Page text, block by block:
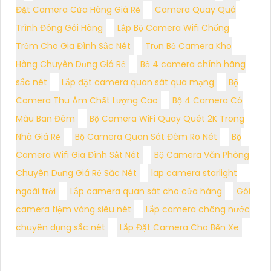
Đặt Camera Cửa Hàng Giá Rẻ
Camera Quay Quá
Trình Đóng Gói Hàng
Lắp Bộ Camera Wifi Chống
Trộm Cho Gia Đình Sắc Nét
Trọn Bộ Camera Kho
Hàng Chuyên Dụng Giá Rẻ
Bộ 4 camera chính hãng
sắc nét
Lắp đặt camera quan sát qua mạng
Bộ
Camera Thu Âm Chất Lượng Cao
Bộ 4 Camera Có
Màu Ban Đêm
Bộ Camera WiFi Quay Quét 2K Trong
Nhà Giá Rẻ
Bộ Camera Quan Sát Đêm Rõ Nét
Bộ
Camera Wifi Gia Đình Sắt Nét
Bộ Camera Văn Phòng
Chuyên Dụng Giá Rẻ Săc Nét
lap camera starlight
ngoài trời
Lắp camera quan sát cho cửa hàng
Gói
camera tiệm vàng siêu nét
Lắp camera chông nước
chuyên dụng sắc nét
Lắp Đặt Camera Cho Bến Xe